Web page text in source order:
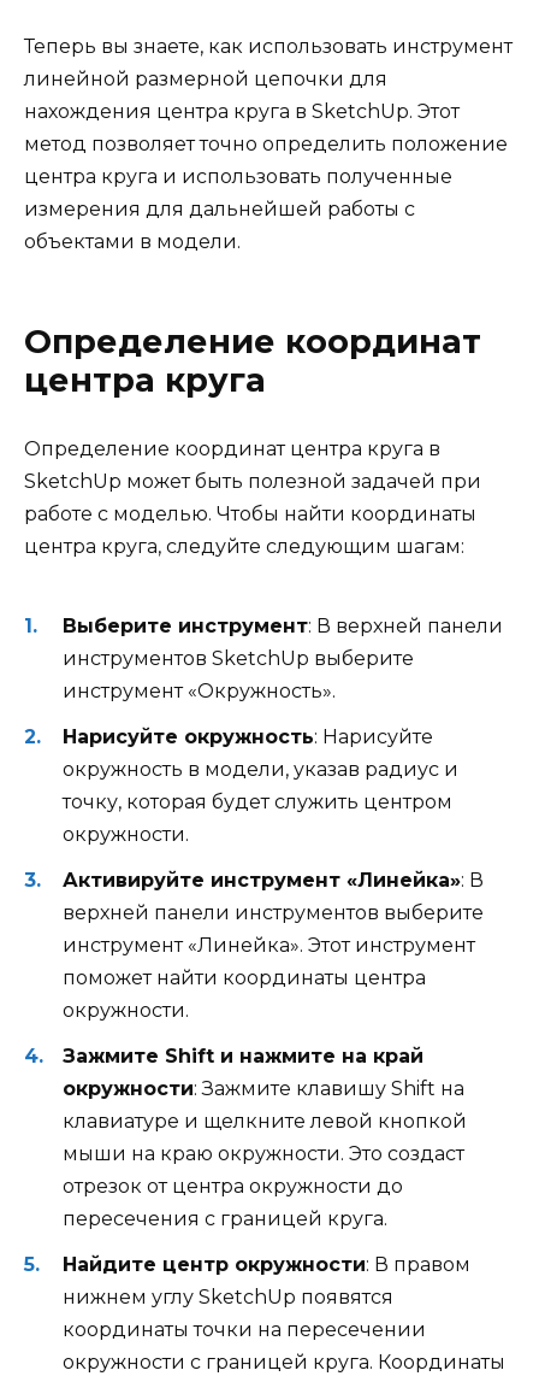
Теперь вы знаете, как использовать инструмент
линейной размерной цепочки для
нахождения центра круга в SketchUp. Этот
метод позволяет точно определить положение
центра круга и использовать полученные
измерения для дальнейшей работы с
объектами в модели.
Определение координат
центра круга
Определение координат центра круга в
SketchUp может быть полезной задачей при
работе с моделью. Чтобы найти координаты
центра круга, следуйте следующим шагам:
Выберите инструмент: В верхней панели
инструментов SketchUp выберите
инструмент «Окружность».
Нарисуйте окружность: Нарисуйте
окружность в модели, указав радиус и
точку, которая будет служить центром
окружности.
Активируйте инструмент «Линейка»: В
верхней панели инструментов выберите
инструмент «Линейка». Этот инструмент
поможет найти координаты центра
окружности.
Зажмите Shift и нажмите на край
окружности: Зажмите клавишу Shift на
клавиатуре и щелкните левой кнопкой
мыши на краю окружности. Это создаст
отрезок от центра окружности до
пересечения с границей круга.
Найдите центр окружности: В правом
нижнем углу SketchUp появятся
координаты точки на пересечении
окружности с границей круга. Координаты